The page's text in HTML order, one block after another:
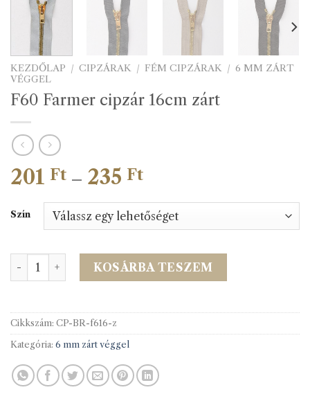
KEZDŐLAP / CIPZÁRAK / FÉM CIPZÁRAK / 6 MM ZÁRT
VÉGGEL
F60 Farmer cipzár 16cm zárt
201 Ft – 235 FtÁrtartomány:
-
235 Ft
Szín
F60 Farmer cipzár 16cm zárt mennyiség
KOSÁRBA TESZEM
Cikkszám: CP-BR-f616-z
Kategória: 6 mm zárt véggel